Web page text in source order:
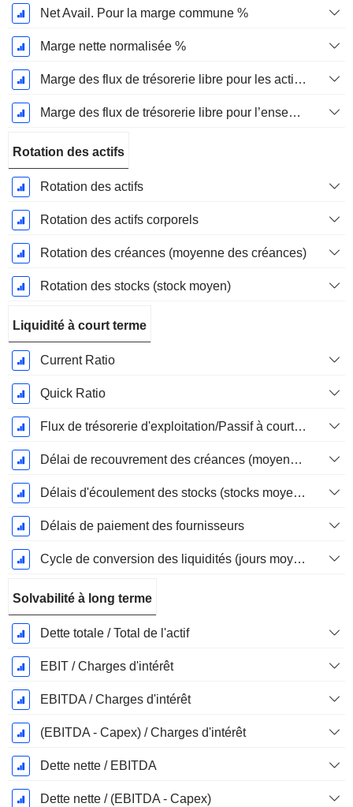
Net Avail. Pour la marge commune %
Marge nette normalisée %
Marge des flux de trésorerie libre pour les actionnaires
Marge des flux de trésorerie libre pour l’ensemble des pourvoyeurs de fonds
Rotation des actifs
Rotation des actifs
Rotation des actifs corporels
Rotation des créances (moyenne des créances)
Rotation des stocks (stock moyen)
Liquidité à court terme
Current Ratio
Quick Ratio
Flux de trésorerie d'exploitation/Passif à court terme
Délai de recouvrement des créances (moyenne des créances)
Délais d'écoulement des stocks (stocks moyens)
Délais de paiement des fournisseurs
Cycle de conversion des liquidités (jours moyens)
Solvabilité à long terme
Dette totale / Total de l'actif
EBIT / Charges d'intérêt
EBITDA / Charges d'intérêt
(EBITDA - Capex) / Charges d'intérêt
Dette nette / EBITDA
Dette nette / (EBITDA - Capex)